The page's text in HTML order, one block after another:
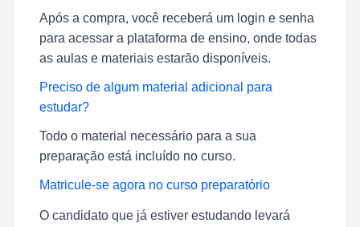
Após a compra, você receberá um login e senha
para acessar a plataforma de ensino, onde todas
as aulas e materiais estarão disponíveis.
Preciso de algum material adicional para
estudar?
Todo o material necessário para a sua
preparação está incluído no curso.
Matricule-se agora no curso preparatório
O candidato que já estiver estudando levará